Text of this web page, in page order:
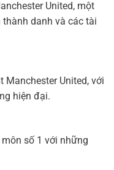
United, một
danh và các tài
Manchester United, với
hiện đại.
số 1 với những